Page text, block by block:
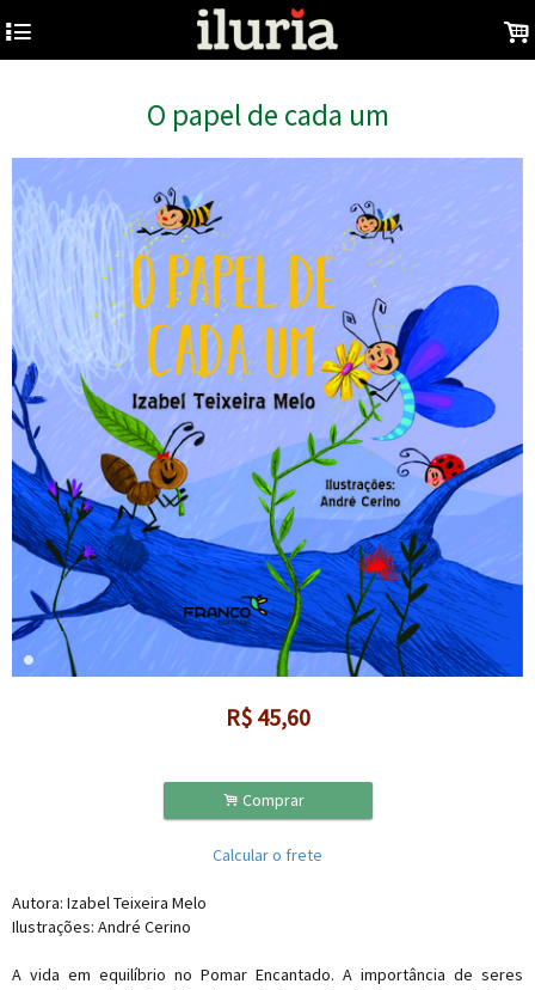
4 .
O papel de cada um
R$ 45,60
. Comprar
Calcular o frete
Autora: Izabel Teixeira Melo
Ilustrações: André Cerino
A vida em equilíbrio no Pomar Encantado. A importância de seres